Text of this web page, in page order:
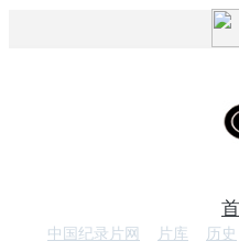
中国纪录片网 片库 历史